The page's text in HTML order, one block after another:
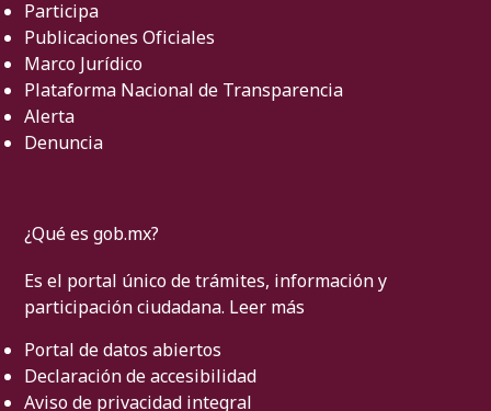
Participa
Publicaciones Oficiales
Marco Jurídico
Plataforma Nacional de Transparencia
Alerta
Denuncia
¿Qué es gob.mx?
Es el portal único de trámites, información y
participación ciudadana. Leer más
Portal de datos abiertos
Declaración de accesibilidad
Aviso de privacidad integral